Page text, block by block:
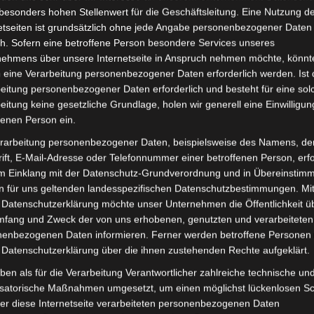
inkl. 19 % MwSt.
Lieferzeit:Versandfertig
Rezensionen (0)
VM4. Untere sitzabdeckung vorne-rot
zum Fahrzeug findest du hier:Volta Motor 3-Rad
hohen Stellenwert für die Geschäftsleitung. Eine Nutzung
ist grundsätzlich ohne jede Angabe personenbezogener Daten
Sofern eine betroffene Person besondere Services unseres
über unsere Internetseite in Anspruch nehmen möchte,
eine Verarbeitung personenbezogener Daten erforderlich werden. Ist
personenbezogener Daten erforderlich und besteht für eine
keine gesetzliche Grundlage, holen wir generell eine
Person ein.
personenbezogener Daten, beispielsweise des Namens,
E-Mail-Adresse oder Telefonnummer einer betroffenen Person,
Einklang mit der Datenschutz-Grundverordnung und in
für uns geltenden landesspezifischen Datenschutzbestimmungen.
möchte unser Unternehmen die Öffentlichkeit
und Zweck der von uns erhobenen, genutzten und verarbeiteten
Daten informieren. Ferner werden betroffene Personen
über die ihnen zustehenden Rechte aufgeklärt.
als für die Verarbeitung Verantwortlicher zahlreiche technische und
Maßnahmen umgesetzt, um einen möglichst lückenlosen
diese Internetseite verarbeiteten personenbezogenen Daten